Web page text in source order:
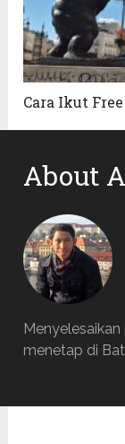
Cara Ikut
About
menetap di